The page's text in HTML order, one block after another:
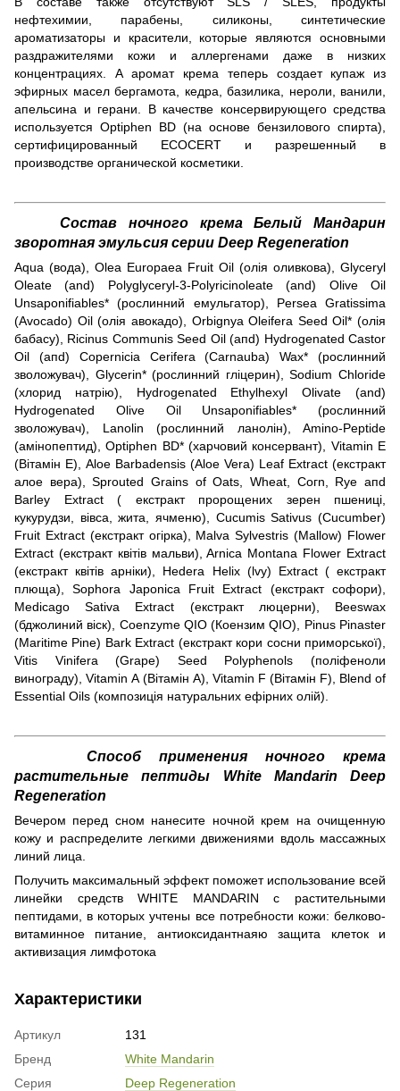
нефтехимии, парабены, силиконы, синтетические
ароматизаторы и красители, которые являются основными
раздражителями кожи и аллергенами даже в низких
концентрациях. А аромат крема теперь создает купаж из
эфирных масел бергамота, кедра, базилика, нероли, ванили,
апельсина и герани. В качестве консервирующего средства
используется Optiphen BD (на основе бензилового спирта),
сертифицированный ECOCERT и разрешенный в
производстве органической косметики.
Состав ночного крема Белый Мандарин
зворотная эмульсия серии Deep Regeneration
Aqua (вода), Olea Europaea Fruit Oil (олія оливкова), Glyceryl
Oleate (and) Polyglyceryl-3-Polyricinoleate (and) Olive Oil
Unsaponifiables* (рослинний емульгатор), Persea Gratissima
(Avocado) Oil (олія авокадо), Orbignya Oleifera Seed Oil* (олія
бабасу), Ricinus Communis Seed Oil (апd) Hydrogenated Castor
Oil (апd) Copernicia Cerifera (Carnauba) Wax* (рослинний
зволожувач), Glycerin* (рослинний гліцерин), Sodium Chloride
(хлорид натрію), Hydrogenated Ethylhexyl Olivate (and)
Hydrogenated Olive Oil Unsaponifiables* (рослинний
зволожувач), Lanolin (рослинний ланолін), Amino-Peptide
(амінопептид), Optiphen BD* (харчовий консервант), Vitamin Е
(Вітамін Е), Aloe Barbadensis (Aloe Vera) Leaf Extract (екстракт
алое вера), Sprouted Grains of Oats, Wheat, Согn, Rye апd
Barley Extract ( екстракт пророщених зерен пшениці,
кукурудзи, вівса, жита, ячменю), Cucumis Sativus (Cucumber)
Fruit Extract (екстракт огірка), Malva Sylvestris (Mallow) Flower
Extract (екстракт квітів мальви), Arnica Montana Flower Extract
(екстракт квітів арніки), Hedera Helix (lvy) Extract ( екстракт
плюща), Sophora Japonica Fruit Extract (екстракт софори),
Medicago Sativa Extract (екстракт люцерни), Beeswax
(бджолиний віск), Coenzyme QIO (Коензим QIO), Pinus Pinaster
(Maritime Ріnе) Bark Extract (екстракт кори сосни приморської),
Vitis Vinifera (Grape) Seed Polyphenols (поліфеноли
винограду), Vitamin А (Вітамін А), Vitamin F (Вітамін F), Blend of
Essential Oils (композиція натуральних ефірних олій).
Способ применения ночного крема
растительные пептиды White Mandarin Deep
Regeneration
Вечером перед сном нанесите ночной крем на очищенную
кожу и распределите легкими движениями вдоль массажных
линий лица.
Получить максимальный эффект поможет использование всей
линейки средств WHITE MANDARIN с растительными
пептидами, в которых учтены все потребности кожи: белково-
витаминное питание, антиоксидантнаяю защита клеток и
активизация лимфотока
Характеристики
Артикул
131
Бренд
White Mandarin
Серия
Deep Regeneration